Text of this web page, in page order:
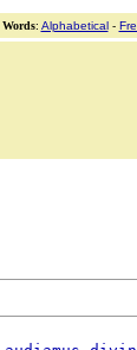
Words: Alphabetical-